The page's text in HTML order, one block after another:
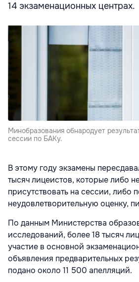
14 экзаменационных центрах.
Минобразования обнародует
сессии по БАКу.
В этому году экзамены
тысяч лицеистов, которые либо
присутствовать на сессии, либо
неудовлетворительную оценку,
По данным Министерства
исследований, более 18 тысяч
участие в основной
объявления предварительных
подано около 11 500 апелляций.